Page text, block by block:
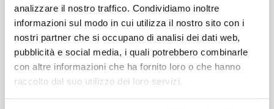
analizzare il nostro traffico. Condividiamo inoltre
informazioni sul modo in cui utilizza il nostro sito con i
nostri partner che si occupano di analisi dei dati web,
pubblicità e social media, i quali potrebbero combinarle
con altre informazioni che ha fornito loro o che hanno
raccolto dal suo utilizzo dei loro servizi.